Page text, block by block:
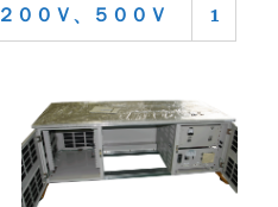
２００Ｖ、５００Ｖ 1